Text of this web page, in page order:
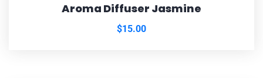
Aroma Diffuser Jasmine
$15.00